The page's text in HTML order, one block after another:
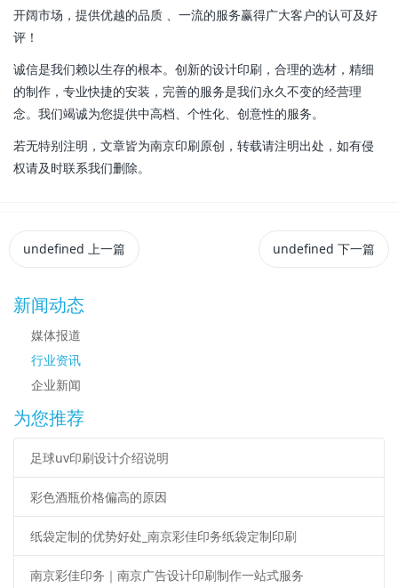
开阔市场，提供优越的品质 、一流的服务赢得广大客户的认可及好
评！
诚信是我们赖以生存的根本。创新的设计印刷，合理的选材，精细
的制作，专业快捷的安装，完善的服务是我们永久不变的经营理
念。我们竭诚为您提供中高档、个性化、创意性的服务。
若无特别注明，文章皆为南京印刷原创，转载请注明出处，如有侵
权请及时联系我们删除。
undefined 上一篇 undefined 下一篇
新闻动态
媒体报道
行业资讯
企业新闻
为您推荐
足球uv印刷设计介绍说明
彩色酒瓶价格偏高的原因
纸袋定制的优势好处_南京彩佳印务纸袋定制印刷
南京彩佳印务｜南京广告设计印刷制作一站式服务